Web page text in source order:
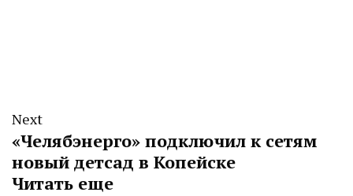
Next
«Челябэнерго» подключил к сетям
новый детсад в Копейске
Читать еще